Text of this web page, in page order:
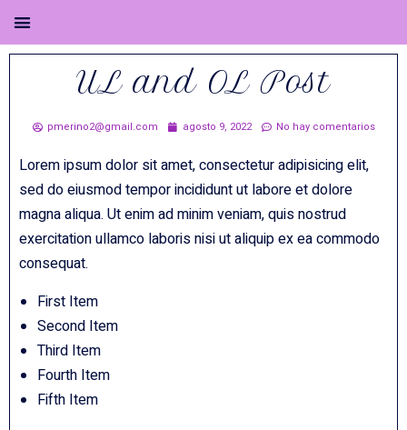
UL and OL Post
pmerino2@gmail.com agosto 9, 2022 No hay comentarios
Lorem ipsum dolor sit amet, consectetur adipisicing elit,
sed do eiusmod tempor incididunt ut labore et dolore
magna aliqua. Ut enim ad minim veniam, quis nostrud
exercitation ullamco laboris nisi ut aliquip ex ea commodo
consequat.
First Item
Second Item
Third Item
Fourth Item
Fifth Item